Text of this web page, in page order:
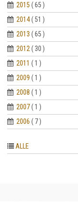
2015 ( 65 )
2014( 51 )
2013 ( 65 )
2012 ( 30 )
2011 ( 1 )
2009 ( 1 )
2008 ( 1 )
2007( 1 )
2006 ( 7 )
ALLE